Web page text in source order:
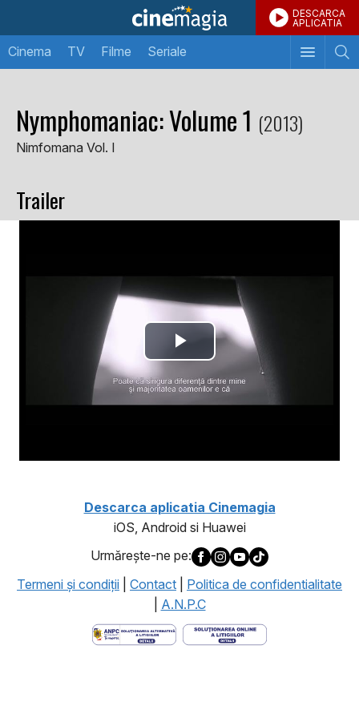
DESCARCA
APLICATIA
Cinema TV Filme Seriale
Nymphomaniac: Volume 1 (2013)
Nimfomana Vol. I
Trailer
Descarca aplicatia Cinemagia
iOS, Android si Huawei
Urmăreşte-ne pe:
Termeni şi condiţii
Contact
Politica de confidentialitate
A.N.P.C